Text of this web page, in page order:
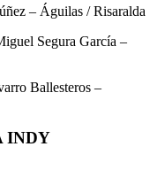
– Águilas / Risaralda
Segura García –
Ballesteros –
INDY